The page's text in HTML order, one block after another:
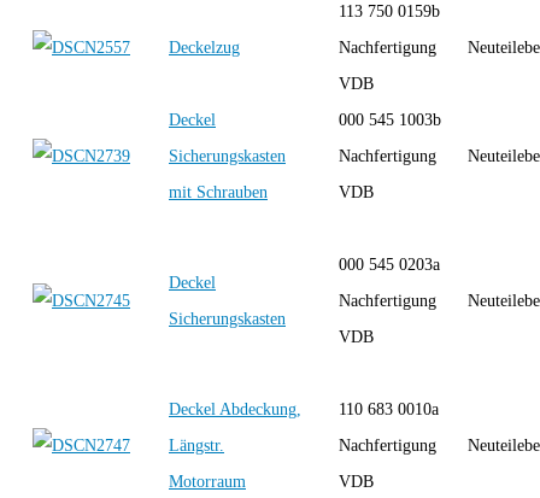
Deckelzug
113 750 0159b
Nachfertigung
VDB
Deckel
Sicherungskasten
mit Schrauben
000 545 1003b
Nachfertigung
VDB
Deckel
Sicherungskasten
000 545 0203a
Nachfertigung
VDB
Deckel Abdeckung,
Längstr.
Motorraum
110 683 0010a
Nachfertigung
VDB